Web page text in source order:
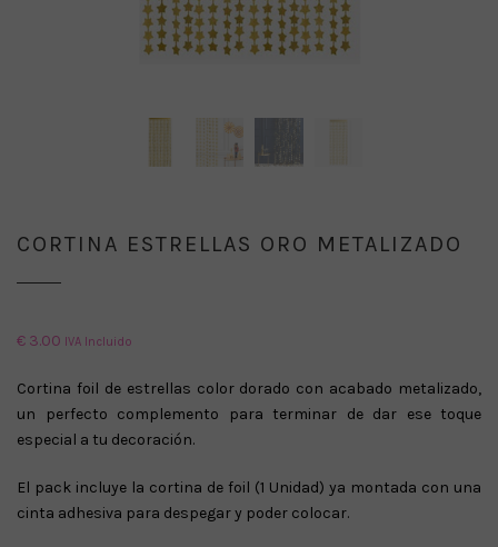
CORTINA ESTRELLAS ORO METALIZADO
€ 3.00 IVA Incluido
Cortina foil de estrellas color dorado con acabado metalizado,
un perfecto complemento para terminar de dar ese toque
especial a tu decoración.
El pack incluye la cortina de foil (1 Unidad) ya montada con una
cinta adhesiva para despegar y poder colocar.